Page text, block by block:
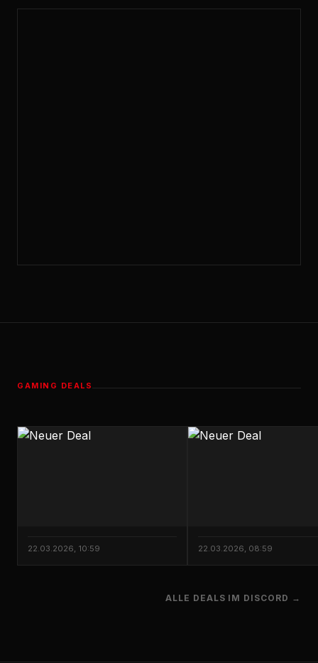
GAMING DEALS
22.03.2026, 10:59 22.03.2026, 08:59
ALLE DEALS IM DISCORD →